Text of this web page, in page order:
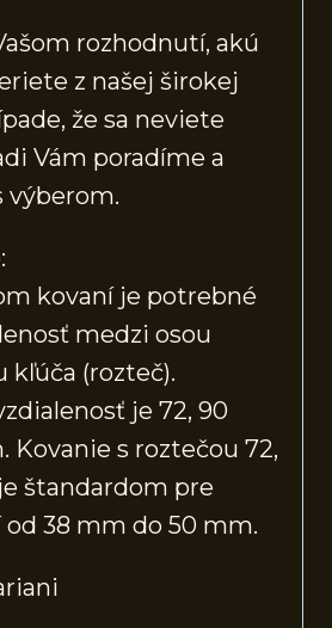
rozhodnutí, akú
z našej širokej
že sa neviete
Vám poradíme a
výberom.
kovaní je potrebné
medzi osou
kľúča (rozteč).
je 72, 90
Kovanie s roztečou 72,
štandardom pre
38 mm do 50 mm.